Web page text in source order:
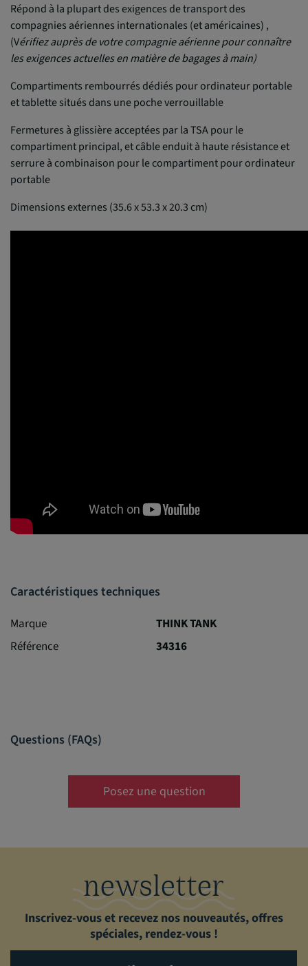
Répond à la plupart des exigences de transport des
compagnies aériennes internationales (et américaines) ,
(Vérifiez auprès de votre compagnie aérienne pour connaître
les exigences actuelles en matière de bagages à main)
Compartiments rembourrés dédiés pour ordinateur portable
et tablette situés dans une poche verrouillable
Fermetures à glissière acceptées par la TSA pour le
compartiment principal, et câble enduit à haute résistance et
serrure à combinaison pour le compartiment pour ordinateur
portable
Dimensions externes (35.6 x 53.3 x 20.3 cm)
Caractéristiques techniques
Marque
THINK TANK
Référence
34316
Questions (FAQs)
Posez une question
newsletter
Inscrivez-vous et recevez nos nouveautés, offres
spéciales, rendez-vous !